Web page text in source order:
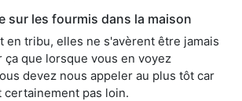
sur les fourmis dans la maison
en tribu, elles ne s'avèrent être jamais
ça que lorsque vous en voyez
devez nous appeler au plus tôt car
certainement pas loin.